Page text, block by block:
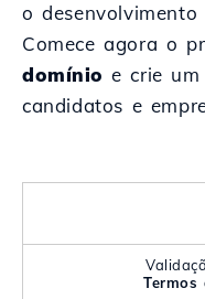
o
Comece agora o
domínio e crie
candidatos e
Termos